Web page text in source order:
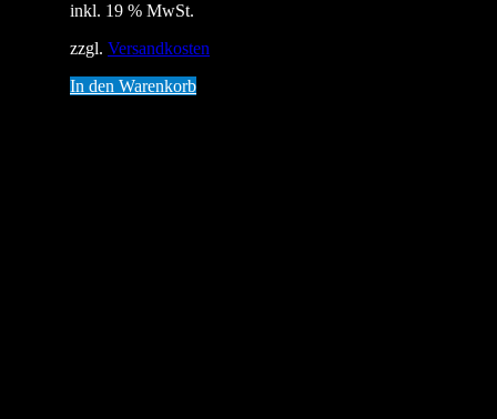
inkl. 19 % MwSt.
zzgl. Versandkosten
In den Warenkorb